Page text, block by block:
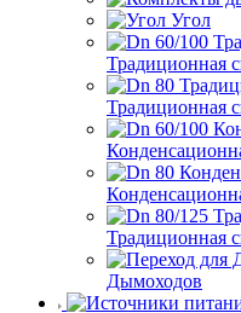
Угол
Традиционная
Традиционная
Традиционная
Дымоходов